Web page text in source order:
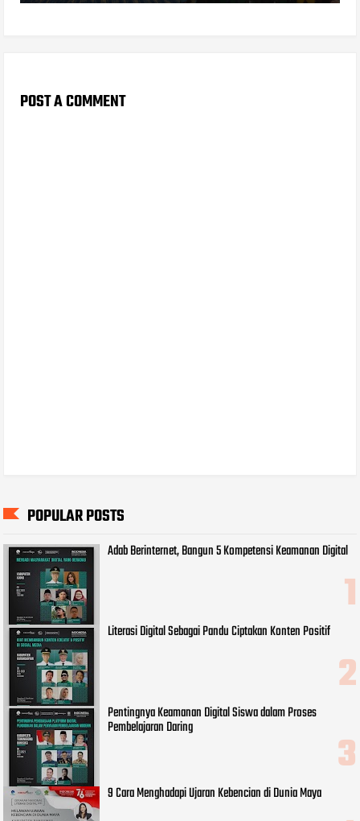
POST A COMMENT
POPULAR POSTS
Adab Berinternet, Bangun 5 Kompetensi Keamanan Digital
Literasi Digital Sebagai Pandu Ciptakan Konten Positif
Pentingnya Keamanan Digital Siswa dalam Proses
Pembelajaran Daring
9 Cara Menghadapi Ujaran Kebencian di Dunia Maya